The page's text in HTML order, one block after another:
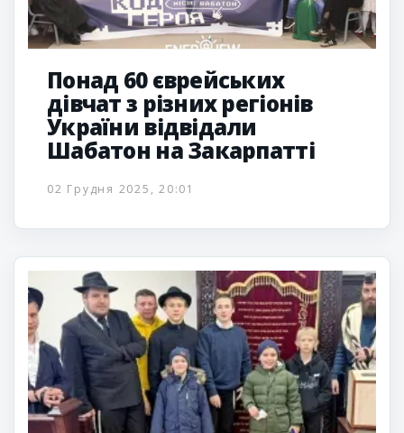
Понад 60 єврейських
дівчат з різних регіонів
України відвідали
Шабатон на Закарпатті
02 Грудня 2025, 20:01